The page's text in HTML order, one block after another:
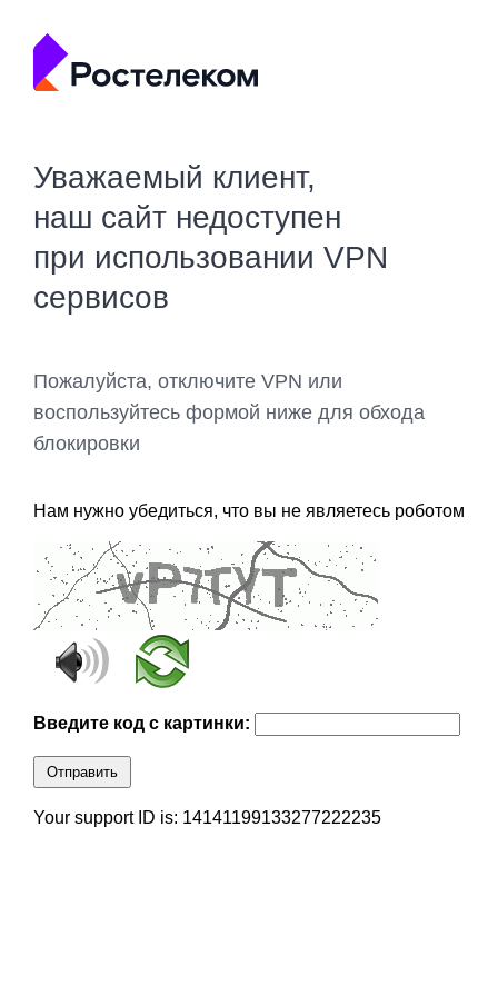
Уважаемый клиент,
наш сайт недоступен
при использовании VPN
сервисов
Пожалуйста, отключите VPN или
воспользуйтесь формой ниже для обхода
блокировки
Нам нужно убедиться, что вы не являетесь роботом
Введите код с картинки:
Отправить
Your support ID is: 14141199133277222235